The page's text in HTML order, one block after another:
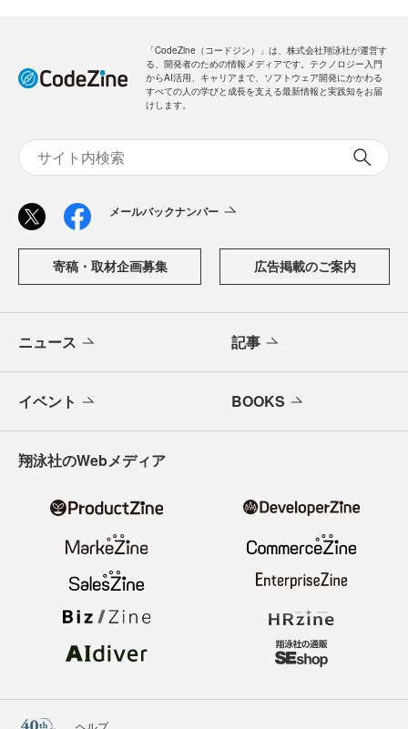
「CodeZine（コードジン）」は、株式会社翔泳社が運営す
る、開発者のための情報メディアです。テクノロジー入門
からAI活用、キャリアまで、ソフトウェア開発にかかわる
すべての人の学びと成長を支える最新情報と実践知をお届
けします。
メールバックナンバー
寄稿・取材企画募集 広告掲載のご案内
ニュース 記事
イベント BOOKS
翔泳社のWebメディア
ヘルプ